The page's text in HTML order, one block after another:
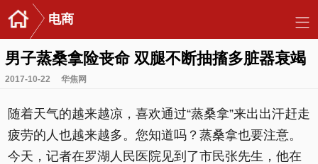
电商
男子蒸桑拿险丧命 双腿不断抽搐多脏器衰竭
2017-10-22 华焦网
随着天气的越来越凉，喜欢通过“蒸桑拿”来出出汗赶走
疲劳的人也越来越多。您知道吗？蒸桑拿也要注意。
今天，记者在罗湖人民医院见到了市民张先生，他在